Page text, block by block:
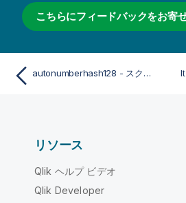
こちらにフィードバックをお寄
autonumberhash128 - スクリプト関数
リソース
Qlik ヘルプ ビデオ
Qlik Developer